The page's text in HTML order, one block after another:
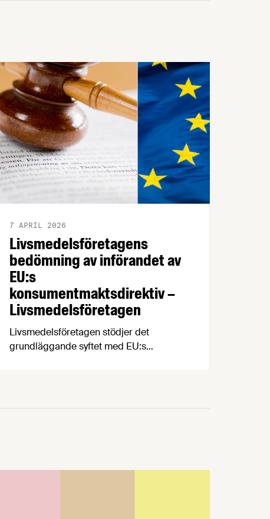
Livsmedelsföretagens
bedömning av införandet av
EU:s
konsumentmaktsdirektiv –
Livsmedelsföretagen
7 APRIL 2026
Livsmedelsföretagen stödjer det
grundläggande syftet med EU:s
bedömning till medlemsföretagen.